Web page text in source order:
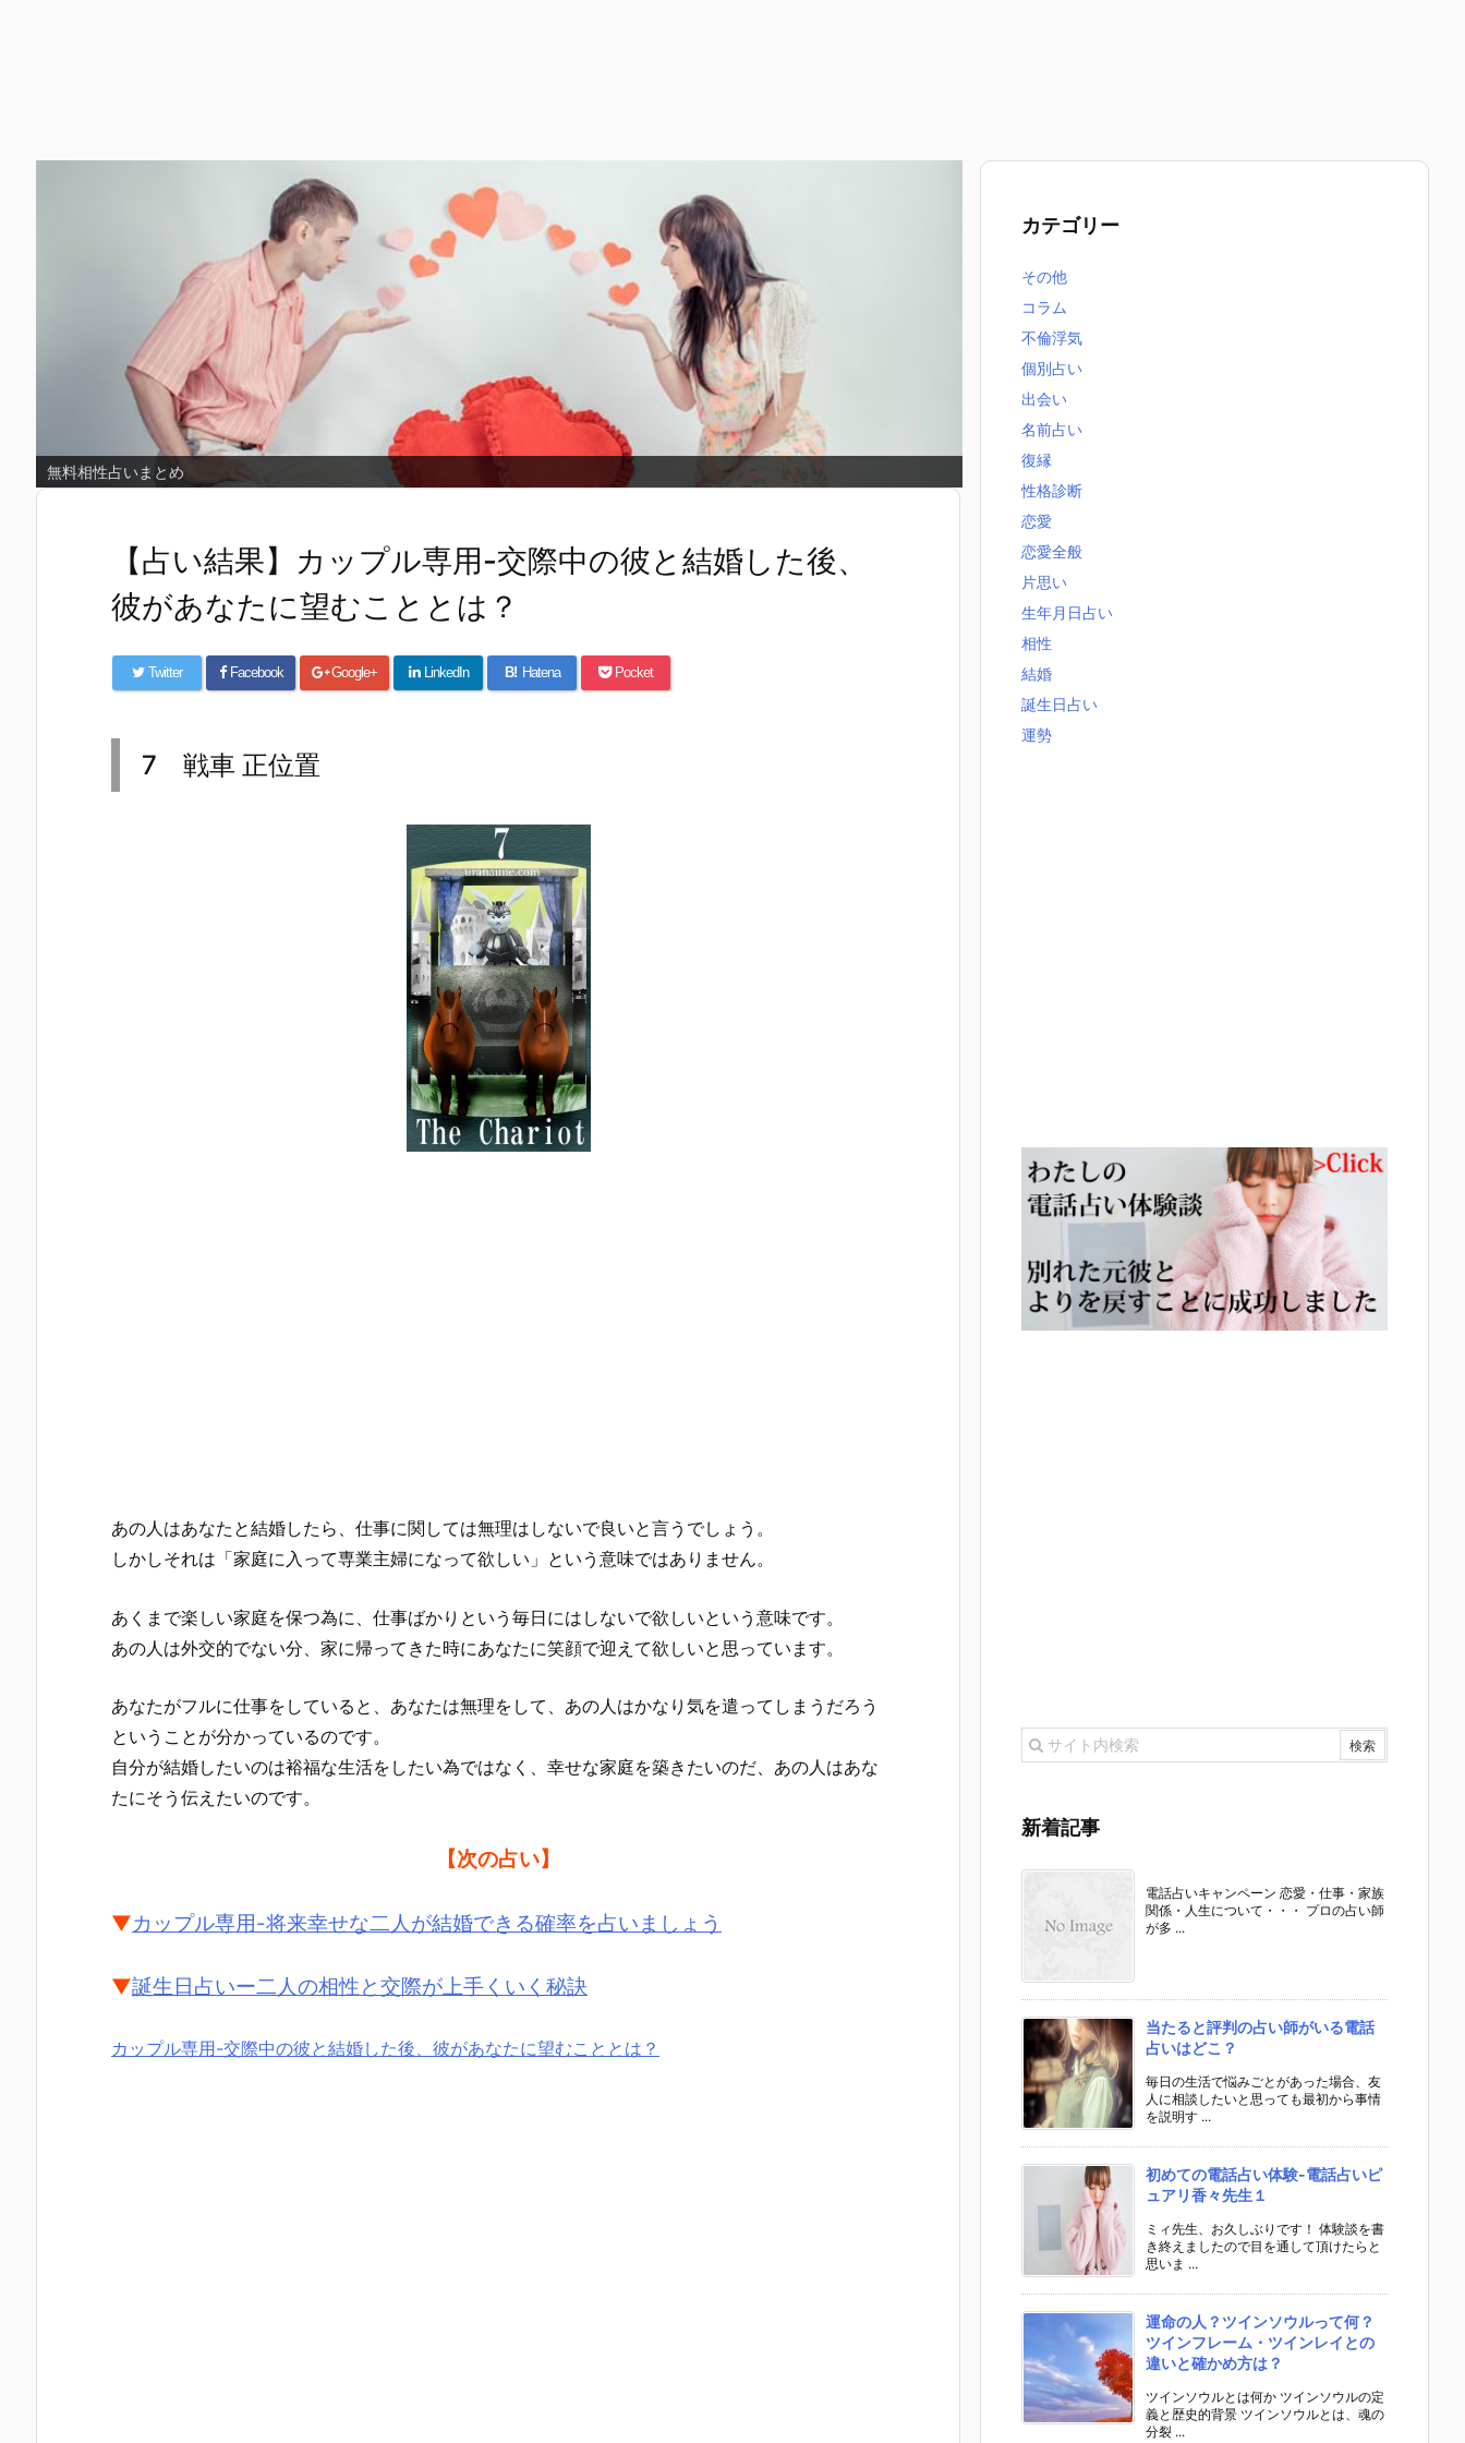
【占い結果】カップル専用-交際中の彼と結婚した後、
彼があなたに望むこととは？
Twitter Facebook Google+ LinkedIn B! Hatena Pocket
7 戦車 正位置
あの人はあなたと結婚したら、仕事に関しては無理はしないで良いと言うでしょう。
しかしそれは「家庭に入って専業主婦になって欲しい」という意味ではありません。
あくまで楽しい家庭を保つ為に、仕事ばかりという毎日にはしないで欲しいという意味です。
あの人は外交的でない分、家に帰ってきた時にあなたに笑顔で迎えて欲しいと思っています。
あなたがフルに仕事をしていると、あなたは無理をして、あの人はかなり気を遣ってしまうだろう
ということが分かっているのです。
自分が結婚したいのは裕福な生活をしたい為ではなく、幸せな家庭を築きたいのだ、あの人はあな
たにそう伝えたいのです。
【次の占い】
▼カップル専用-将来幸せな二人が結婚できる確率を占いましょう
▼誕生日占いー二人の相性と交際が上手くいく秘訣
カップル専用-交際中の彼と結婚した後、彼があなたに望むこととは？
カテゴリー
その他
コラム
不倫浮気
個別占い
出会い
名前占い
復縁
性格診断
恋愛
恋愛全般
片思い
生年月日占い
相性
結婚
誕生日占い
運勢
新着記事
電話占いキャンペーン 恋愛・仕事・家族
関係・人生について・・・ プロの占い師
が多 ...
当たると評判の占い師がいる電話
占いはどこ？
毎日の生活で悩みごとがあった場合、友
人に相談したいと思っても最初から事情
を説明す ...
初めての電話占い体験-電話占いピ
ュアリ香々先生１
ミィ先生、お久しぶりです！ 体験談を書
き終えましたので目を通して頂けたらと
思いま ...
運命の人？ツインソウルって何？
ツインフレーム・ツインレイとの
違いと確かめ方は？
ツインソウルとは何か ツインソウルの定
義と歴史的背景 ツインソウルとは、魂の
分裂 ...